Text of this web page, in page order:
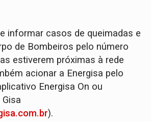
informar casos de queimadas e
de Bombeiros pelo número
estiverem próximas à rede
acionar a Energisa pelo
Energisa On ou
).